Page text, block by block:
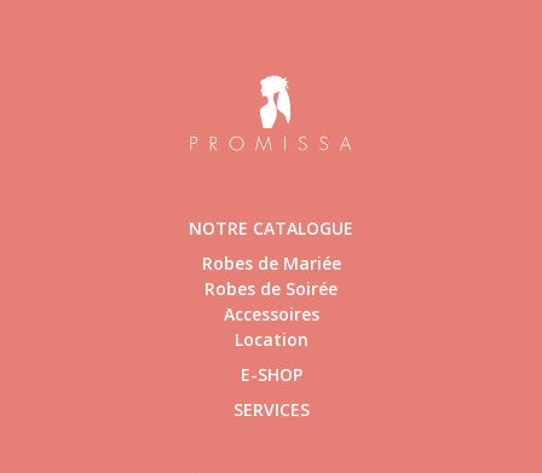
NOTRE CATALOGUE
Robes de Mariée
Robes de Soirée
Accessoires
Location
E-SHOP
SERVICES